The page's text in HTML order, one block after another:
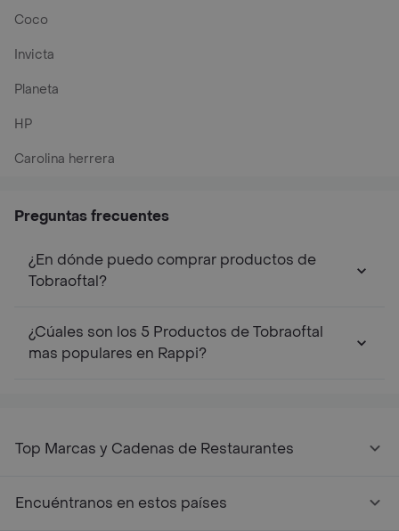
Coco
Invicta
Planeta
HP
Carolina herrera
Preguntas frecuentes
¿En dónde puedo comprar productos de
Tobraoftal?
¿Cúales son los 5 Productos de Tobraoftal
mas populares en Rappi?
Top Marcas y Cadenas de Restaurantes
Encuéntranos en estos países